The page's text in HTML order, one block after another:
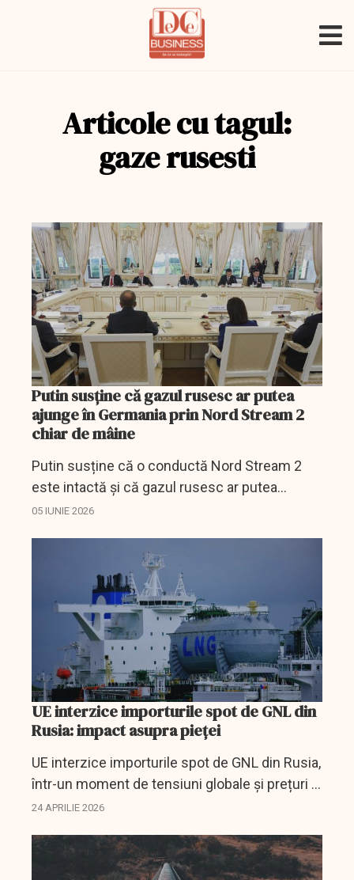
Articole cu tagul:
gaze rusesti
Putin susține că gazul rusesc ar putea
ajunge în Germania prin Nord Stream 2
chiar de mâine
Putin susține că o conductă Nord Stream 2
este intactă și că gazul rusesc ar putea
ajunge în Germania „chiar de mâine”.
05 IUNIE 2026
UE interzice importurile spot de GNL din
Rusia: impact asupra pieței
UE interzice importurile spot de GNL din Rusia,
într-un moment de tensiuni globale și prețuri în
creștere. Riscuri pentru aprovizionare.
24 APRILIE 2026